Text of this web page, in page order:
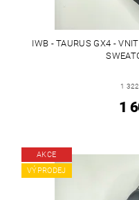
IWB - TAURUS GX4 -
1
1
AKCE
VÝPRODEJ